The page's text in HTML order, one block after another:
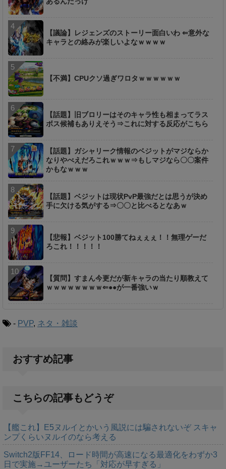
【議論】レジェンズのストーリー面白いわ ⇐意外な
キャラとの絡みが楽しいよなｗｗｗｗ
【不満】CPUクソ過ぎワロタｗｗｗｗｗｗ
【話題】旧ブロリーはそのキャラ性も相まってラス
ボス候補もありえそう⇒これに対する反応がこちら
【話題】ガシャリーク情報のベジットがマジならか
なりやべえだろこれｗｗｗ⇒もしマジなら〇〇案件
かもなｗｗｗ
【話題】ベジットは現状PvP最強だとは思うが決め
手に欠ける気がする⇒〇〇と比べるとなあｗ
【悲報】ベジット100勝てねぇぇぇ！！無理ゲーだ
ろこれ！！！！！
【質問】すまん今更だが新キャラの当たり順教えて
ｗｗｗｗｗｗｗｗ⇐●●が一番強いｗ
- PVP, ネタ・雑談
おすすめ記事
こちらの記事もどうぞ
【艦これ】E5ヌルイとかいう風説には騙されないぞ スキャ
ンプくらいヌルイのなら考える
Switch2版FF14、ロード時間が高速になる最適化をわずか3
日で実施→ユーザーたち「対応が早すぎる」